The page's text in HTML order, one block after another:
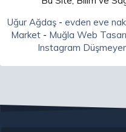
Uğur Ağdaş- evden eve
Market - Muğla Web
Instagram